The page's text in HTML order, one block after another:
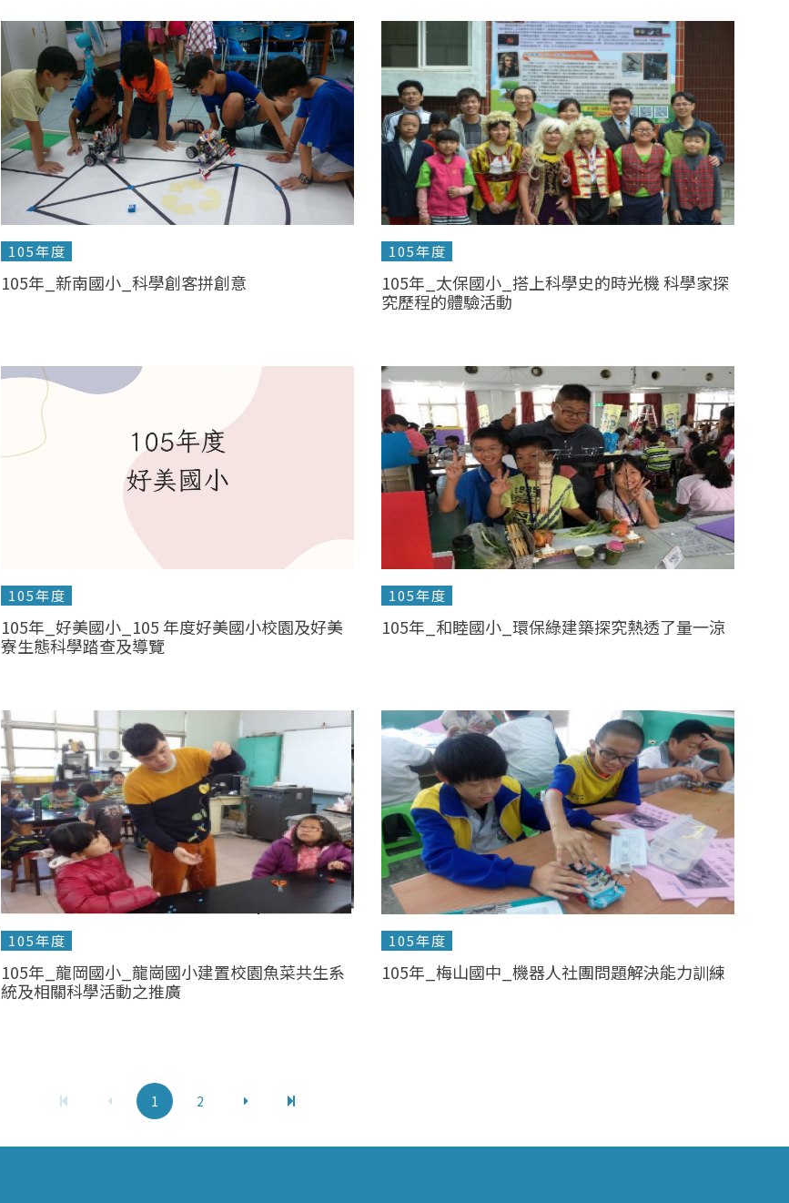
105年度
105年_新南國小_科學創客拼創意
105年度
105年_太保國小_搭上科學史的時光機 科學家探
究歷程的體驗活動
105年度
105年_好美國小_105 年度好美國小校園及好美
寮生態科學踏查及導覽
105年度
105年_和睦國小_環保綠建築探究熱透了量一涼
105年度
105年_龍岡國小_龍崗國小建置校園魚菜共生系
統及相關科學活動之推廣
105年度
105年_梅山國中_機器人社團問題解決能力訓練
1 2